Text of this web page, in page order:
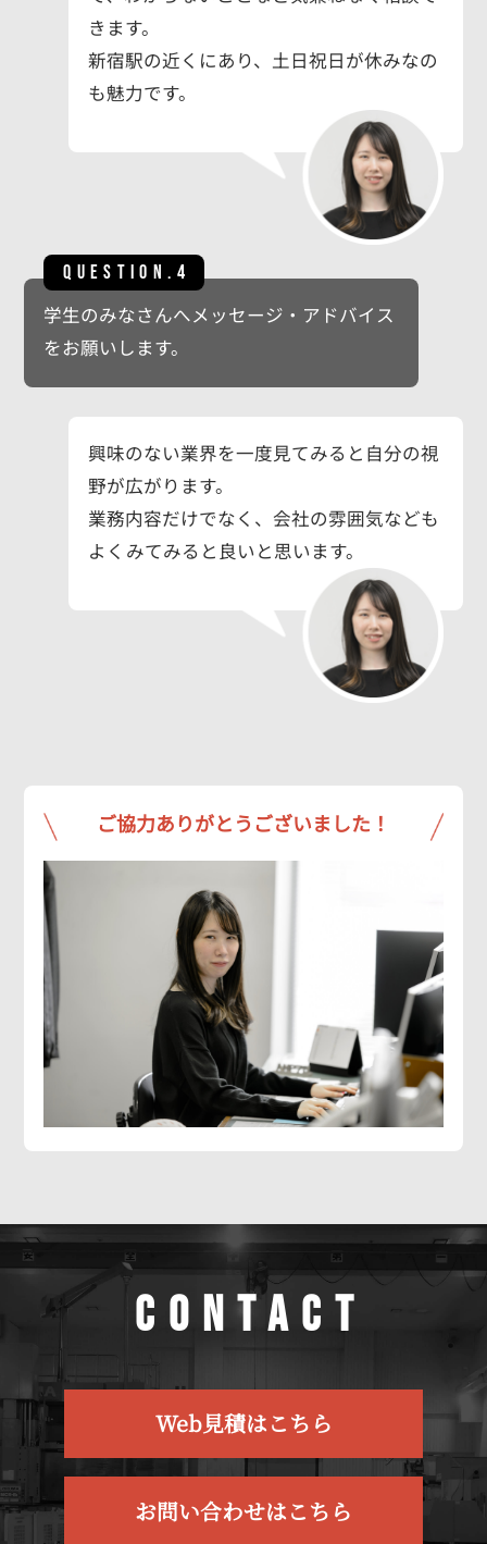
きます。
新宿駅の近くにあり、土日祝日が休みなの
も魅力です。
QUESTION.4
学生のみなさんへメッセージ・アドバイス
をお願いします。
興味のない業界を一度見てみると自分の視
野が広がります。
業務内容だけでなく、会社の雰囲気なども
よくみてみると良いと思います。
ご協力ありがとうございました！
CONTACT
Web見積はこちら
お問い合わせはこちら